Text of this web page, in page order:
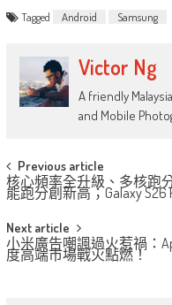
Tagged Android Samsung
Victor Ng
A friendly
and Mobile
Post
navigation
Previous article
核心頻率全升級、多核跑
能跑分創新高；Galaxy S26
Next article
小米廣告嘲諷過火惹禍：
度高端市場戰火點燃！